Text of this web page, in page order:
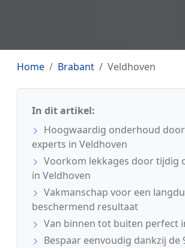
Home Brabant Veldhoven
In dit artikel:
Hoogwaardig onderhoud
experts in Veldhoven
Voorkom lekkages door tijdig
in Veldhoven
Vakmanschap voor een
beschermend resultaat
Van binnen tot buiten perfect
Bespaar eenvoudig dankzij de